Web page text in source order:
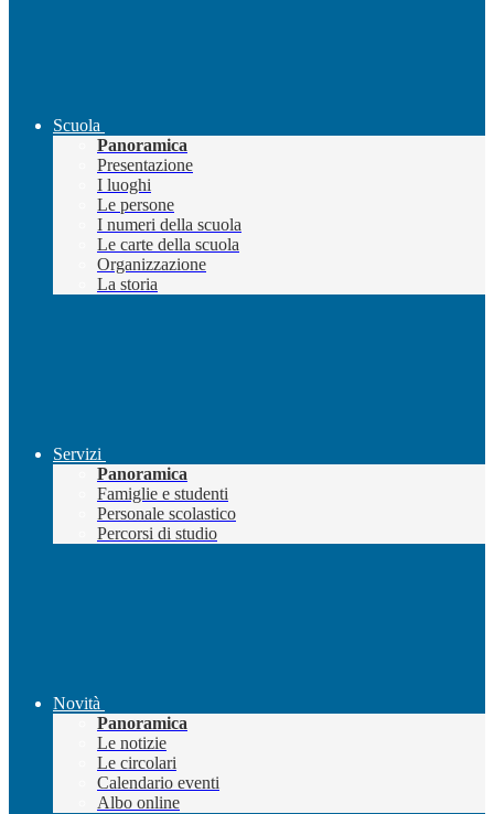
Scuola
Panoramica
Presentazione
I luoghi
Le persone
I numeri della scuola
Le carte della scuola
Organizzazione
La storia
Servizi
Panoramica
Famiglie e studenti
Personale scolastico
Percorsi di studio
Novità
Panoramica
Le notizie
Le circolari
Calendario eventi
Albo online